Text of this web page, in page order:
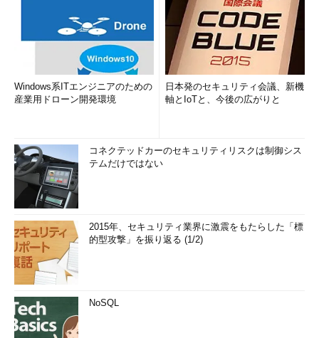
Windows系ITエンジニアのための
産業用ドローン開発環境
日本発のセキュリティ会議、新機
軸とIoTと、今後の広がりと
コネクテッドカーのセキュリティリスクは制御シス
テムだけではない
2015年、セキュリティ業界に激震をもたらした「標
的型攻撃」を振り返る (1/2)
NoSQL